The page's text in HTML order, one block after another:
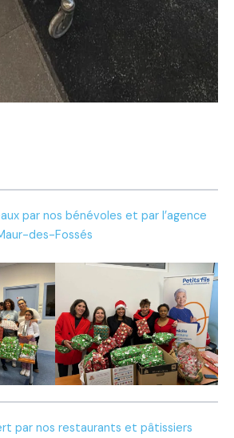
par nos bénévoles et par l’agence
des-Fossés
par nos restaurants et pâtissiers